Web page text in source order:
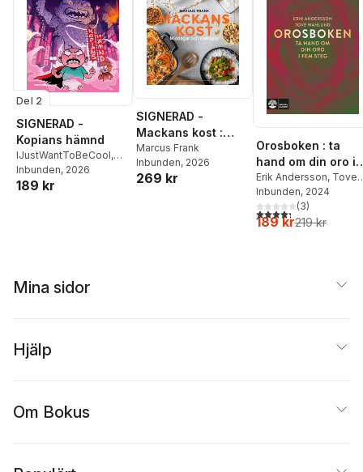
Del 2
SIGNERAD -
Kopians hämnd
IJustWantToBeCool,
Joel Adolphson
Ejdemo Beer
Inbunden, 2026
189 kr
SIGNERAD -
Mackans kost :
Middagar och
matlådor
Marcus Frank
Inbunden, 2026
269 kr
Orosboken : ta
hand om din oro i
fem steg
Erik Andersson, Tove
Wahlund
Inbunden, 2024
4,3utav 5 stjärnor.
(3)
189 kr219 kr
Mina sidor
Hjälp
Om Bokus